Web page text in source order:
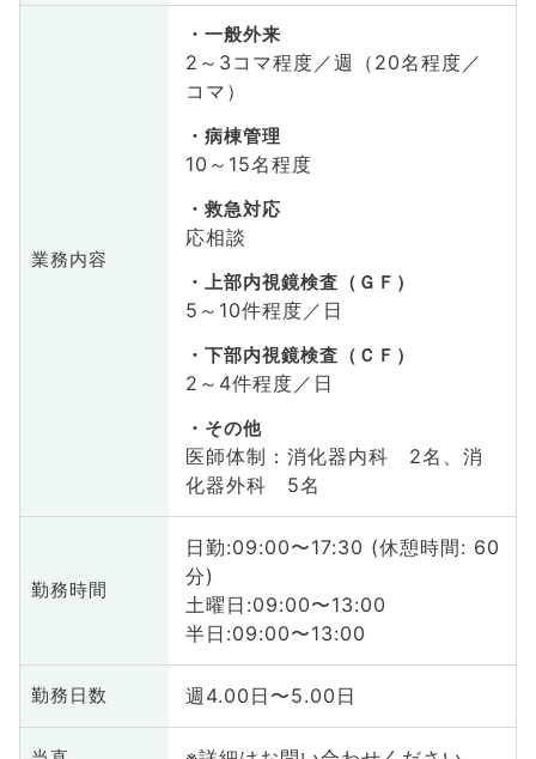
業務内容
一般外来
2～3コマ程度／週（20名程度／
コマ）
病棟管理
10～15名程度
救急対応
応相談
上部内視鏡検査（ＧＦ）
5～10件程度／日
下部内視鏡検査（ＣＦ）
2～4件程度／日
その他
医師体制：消化器内科 2名、消
化器外科 5名
勤務時間
日勤:09:00〜17:30 (休憩時間: 60
分)
土曜日:09:00〜13:00
半日:09:00〜13:00
勤務日数 週4.00日〜5.00日